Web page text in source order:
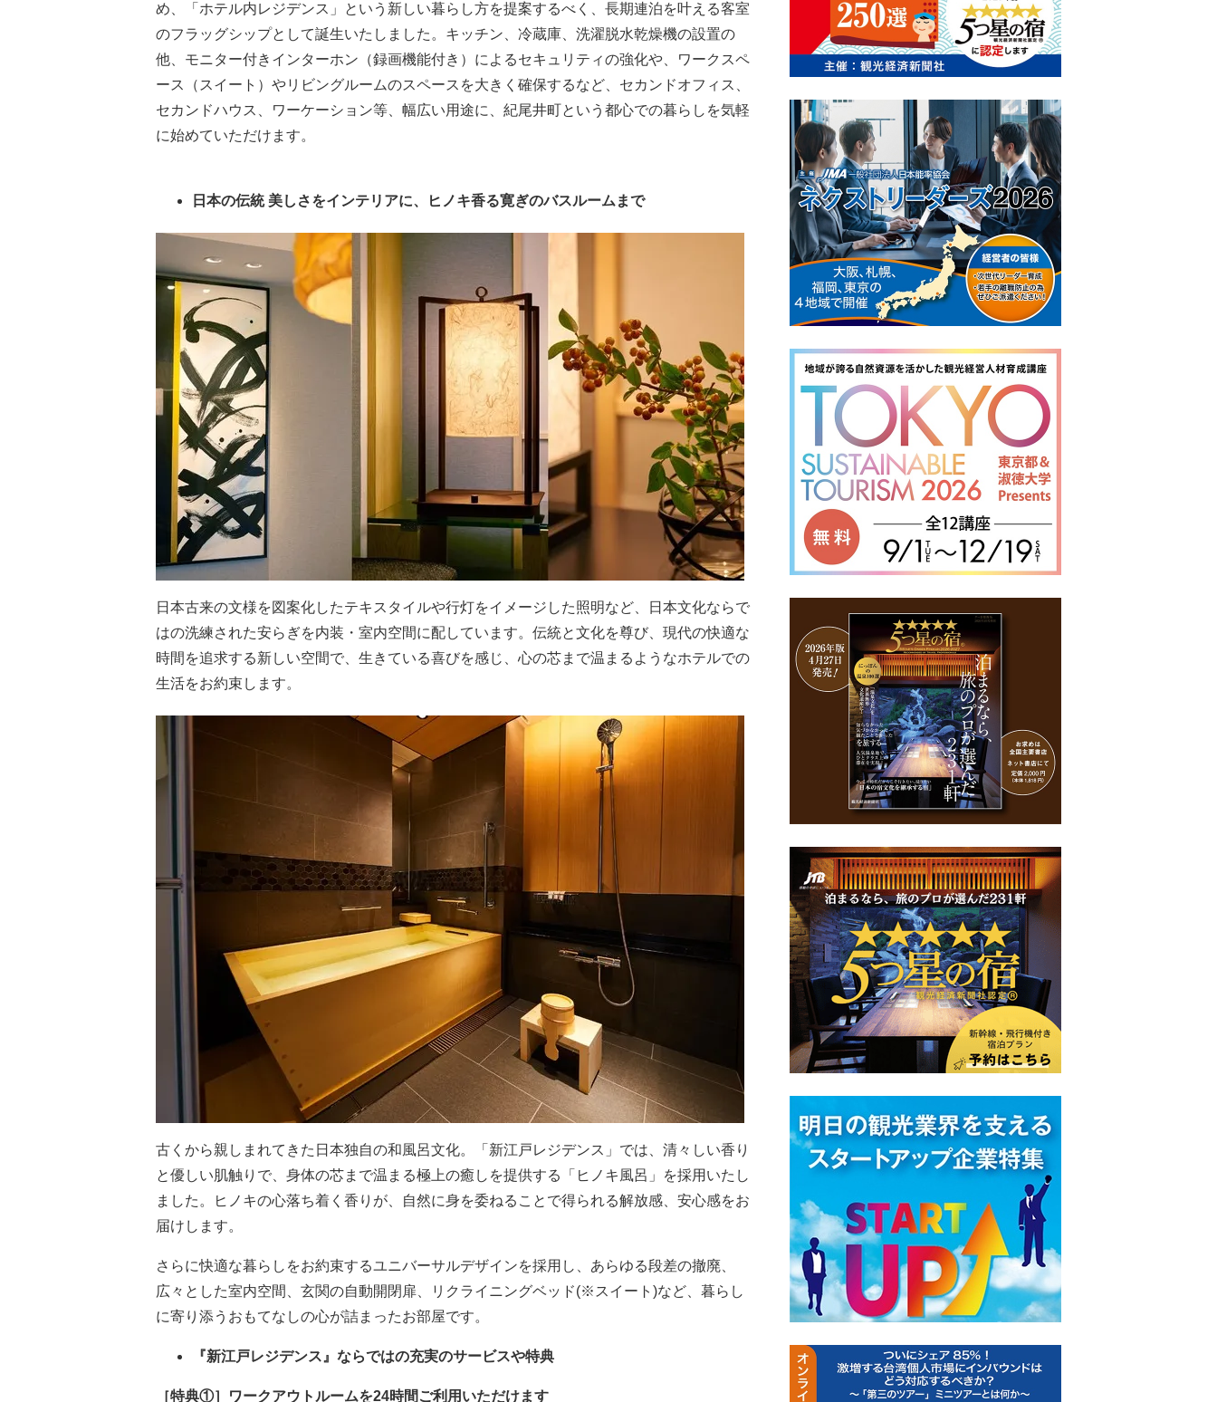
め、「ホテル内レジデンス」という新しい暮らし方を提案するべく、長期連泊を叶える客室
のフラッグシップとして誕生いたしました。キッチン、冷蔵庫、洗濯脱水乾燥機の設置の
他、モニター付きインターホン（録画機能付き）によるセキュリティの強化や、ワークスペ
ース（スイート）やリビングルームのスペースを大きく確保するなど、セカンドオフィス、
セカンドハウス、ワーケーション等、幅広い用途に、紀尾井町という都心での暮らしを気軽
に始めていただけます。
日本の伝統 美しさをインテリアに、ヒノキ香る寛ぎのバスルームまで
日本古来の文様を図案化したテキスタイルや行灯をイメージした照明など、日本文化ならで
はの洗練された安らぎを内装・室内空間に配しています。伝統と文化を尊び、現代の快適な
時間を追求する新しい空間で、生きている喜びを感じ、心の芯まで温まるようなホテルでの
生活をお約束します。
古くから親しまれてきた日本独自の和風呂文化。「新江戸レジデンス」では、清々しい香り
と優しい肌触りで、身体の芯まで温まる極上の癒しを提供する「ヒノキ風呂」を採用いたし
ました。ヒノキの心落ち着く香りが、自然に身を委ねることで得られる解放感、安心感をお
届けします。
さらに快適な暮らしをお約束するユニバーサルデザインを採用し、あらゆる段差の撤廃、
広々とした室内空間、玄関の自動開閉扉、リクライニングベッド(※スイート)など、暮らし
に寄り添うおもてなしの心が詰まったお部屋です。
『新江戸レジデンス』ならではの充実のサービスや特典
［特典①］ワークアウトルームを24時間ご利用いただけます